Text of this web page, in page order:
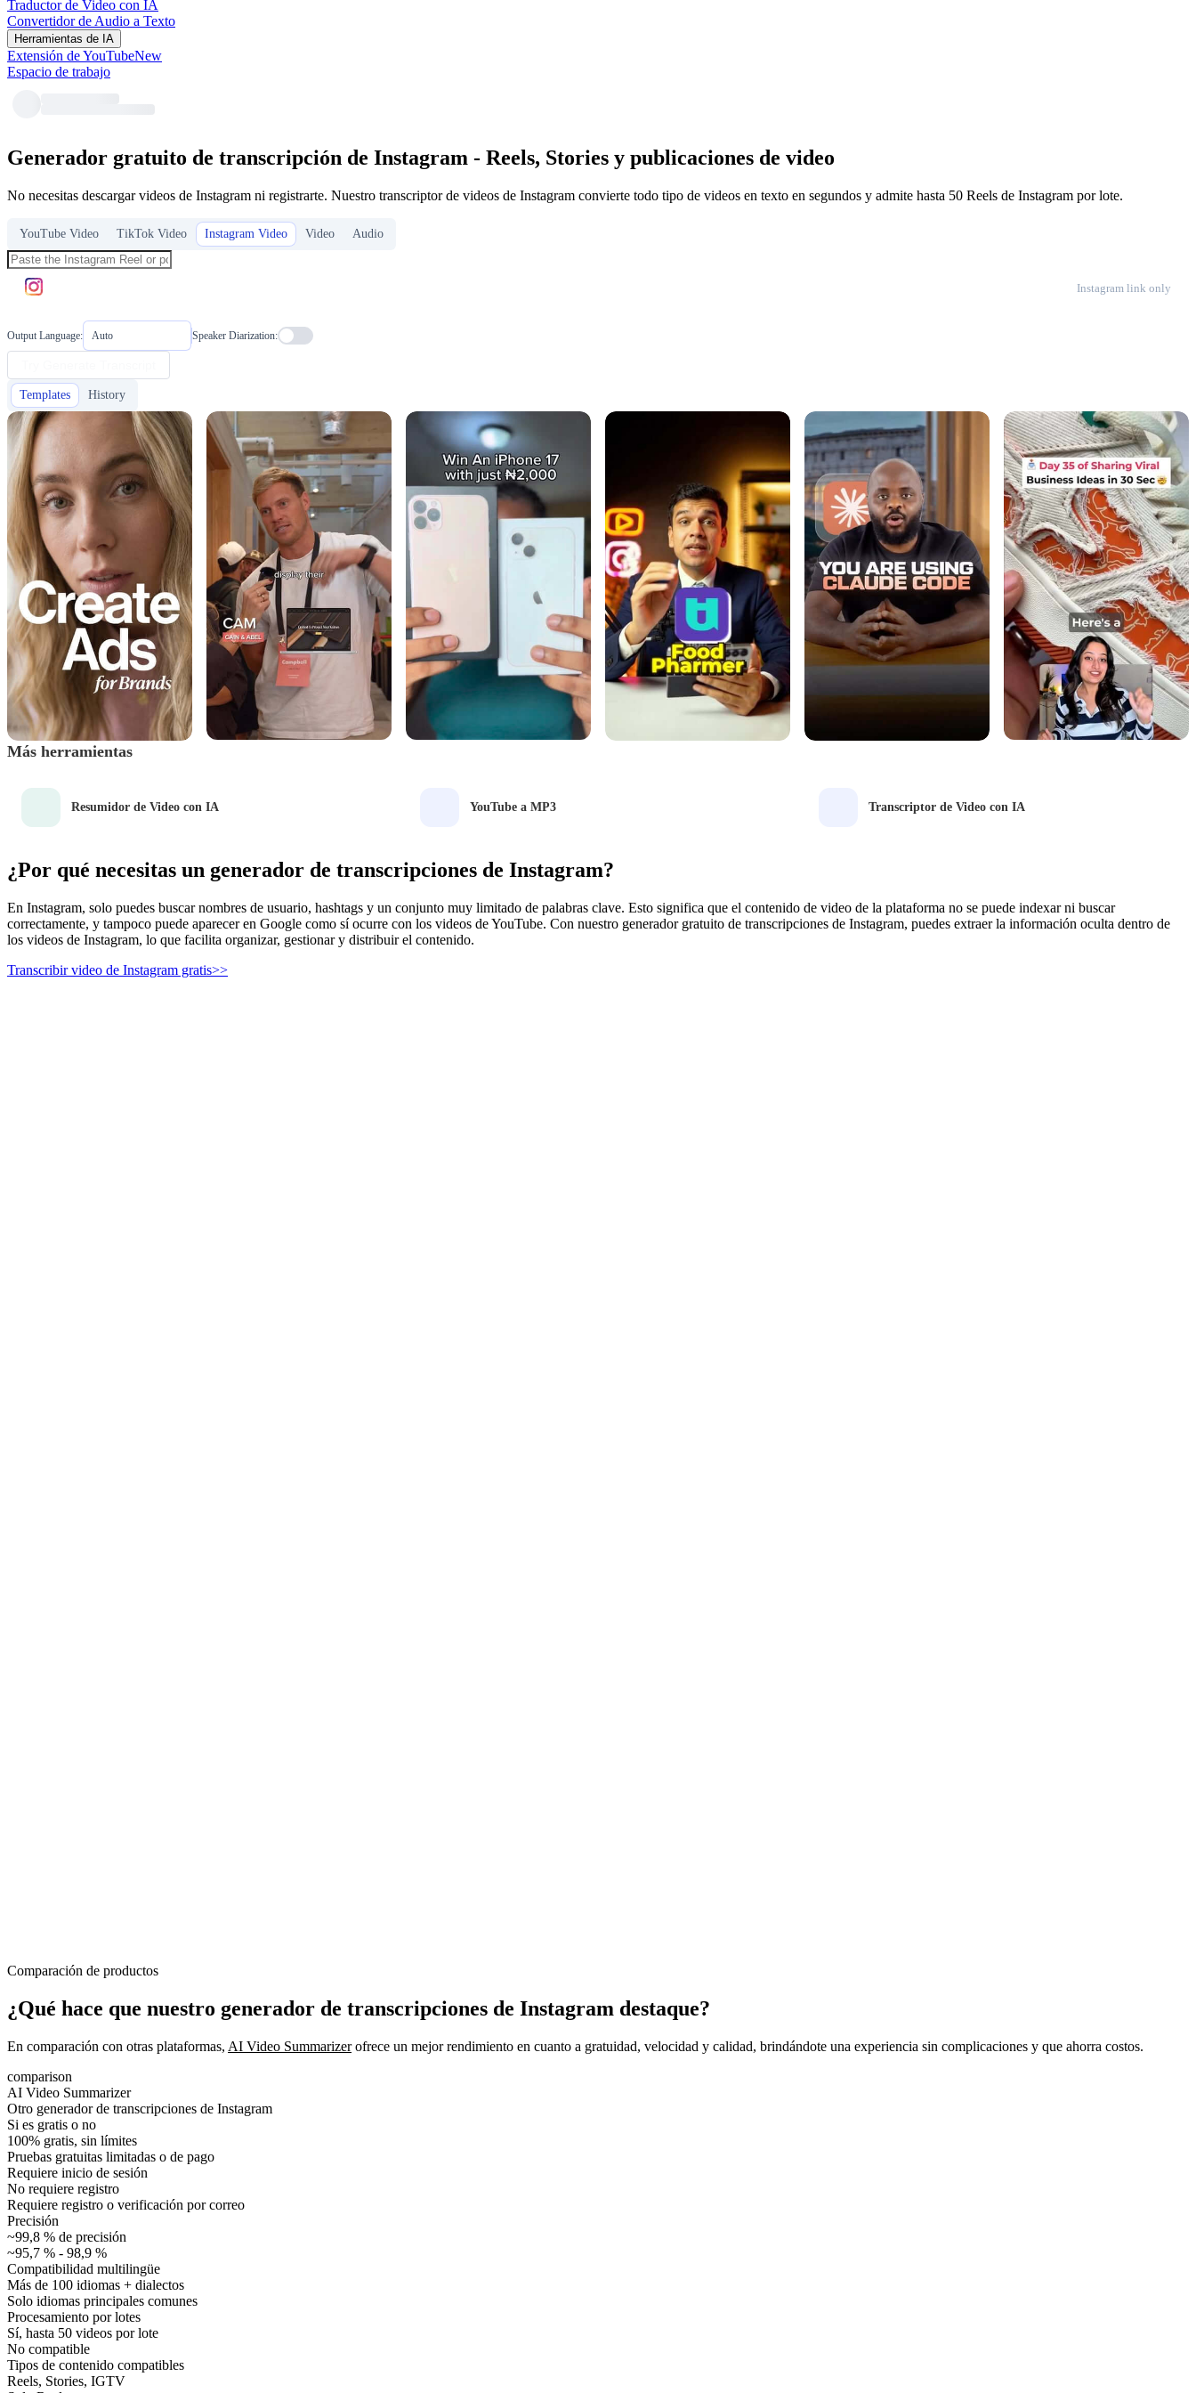
Traductor de Video con IA
Convertidor de Audio a Texto
Herramientas de IA
Extensión de YouTubeNew
Espacio de trabajo
Generador gratuito de transcripción de Instagram - Reels, Stories y publicaciones de video
No necesitas descargar videos de Instagram ni registrarte. Nuestro transcriptor de videos de Instagram convierte todo tipo de videos en texto en segundos y admite hasta 50 Reels de Instagram por lote.
YouTube Video TikTok Video Instagram Video Video Audio
Instagram link only
Output Language: Auto Speaker Diarization:
Templates History
Más herramientas
Resumidor de Video con IA YouTube a MP3 Transcriptor de Video con IA
¿Por qué necesitas un generador de transcripciones de Instagram?
En Instagram, solo puedes buscar nombres de usuario, hashtags y un conjunto muy limitado de palabras clave. Esto significa que el contenido de video de la plataforma no se puede indexar ni buscar
correctamente, y tampoco puede aparecer en Google como sí ocurre con los videos de YouTube. Con nuestro generador gratuito de transcripciones de Instagram, puedes extraer la información oculta dentro de
los videos de Instagram, lo que facilita organizar, gestionar y distribuir el contenido.
Transcribir video de Instagram gratis>>
Comparación de productos
¿Qué hace que nuestro generador de transcripciones de Instagram destaque?
En comparación con otras plataformas, AI Video Summarizerofrece un mejor rendimiento en cuanto a gratuidad, velocidad y calidad, brindándote una experiencia sin complicaciones y que ahorra costos.
comparison
AI Video Summarizer
Otro generador de transcripciones de Instagram
Si es gratis o no
100% gratis, sin límites
Pruebas gratuitas limitadas o de pago
Requiere inicio de sesión
No requiere registro
Requiere registro o verificación por correo
Precisión
~99,8 % de precisión
~95,7 % - 98,9 %
Compatibilidad multilingüe
Más de 100 idiomas + dialectos
Solo idiomas principales comunes
Procesamiento por lotes
Sí, hasta 50 videos por lote
No compatible
Tipos de contenido compatibles
Reels, Stories, IGTV